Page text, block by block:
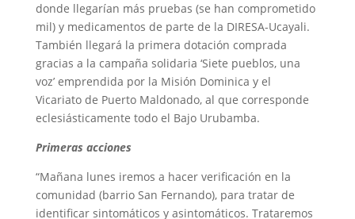
donde llegarían más pruebas (se han comprometido
mil) y medicamentos de parte de la DIRESA-Ucayali.
También llegará la primera dotación comprada
gracias a la campaña solidaria ‘Siete pueblos, una
voz’ emprendida por la Misión Dominica y el
Vicariato de Puerto Maldonado, al que corresponde
eclesiásticamente todo el Bajo Urubamba.
Primeras acciones
“Mañana lunes iremos a hacer verificación en la
comunidad (barrio San Fernando), para tratar de
identificar sintomáticos y asintomáticos. Trataremos